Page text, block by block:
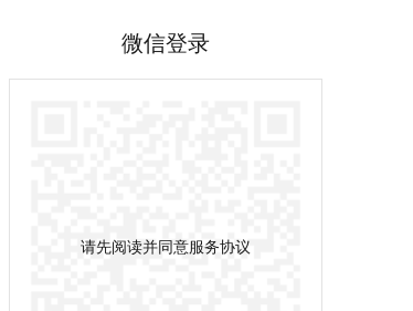
微信登录
请先阅读并同意服务协议